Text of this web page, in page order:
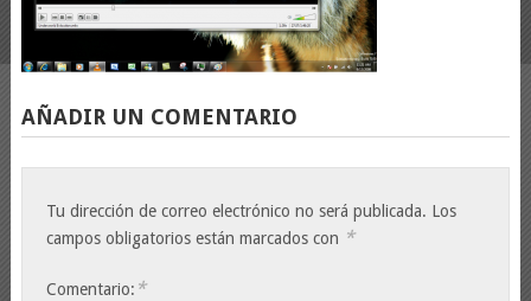
AÑADIR UN COMENTARIO
Tu dirección de correo electrónico no será publicada. Los
campos obligatorios están marcados con *
Comentario: *